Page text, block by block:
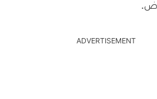
ADVERTISEMENT